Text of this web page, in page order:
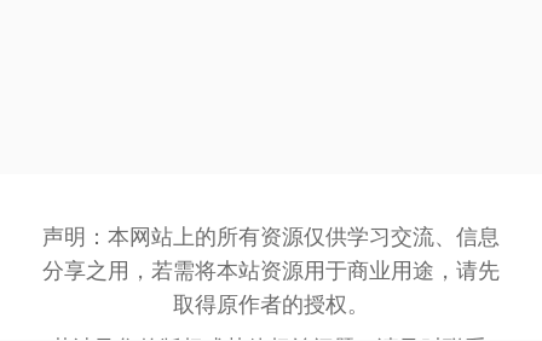
声明：本网站上的所有资源仅供学习交流、信息
分享之用，若需将本站资源用于商业用途，请先
取得原作者的授权。